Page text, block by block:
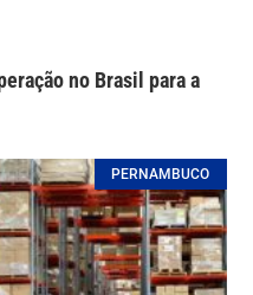
no Brasil para a
PERNAMBUCO